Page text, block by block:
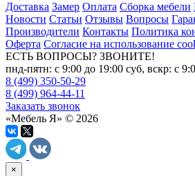
Доставка Замер Оплата Сборка мебели
Новости Статьи Отзывы Вопросы
Производители Контакты Политика
Оферта Согласие на использование
ЕСТЬ ВОПРОСЫ? ЗВОНИТЕ!
пнд-пятн: с 9:00 до 19:00 суб, вскр: с
8 (499) 350-50-29
8 (499) 964-44-11
Заказать звонок
«Мебель Я» © 2026
×